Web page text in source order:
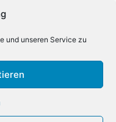
und unseren Service zu
Fortschritte. Der
Prozent auf 26,5